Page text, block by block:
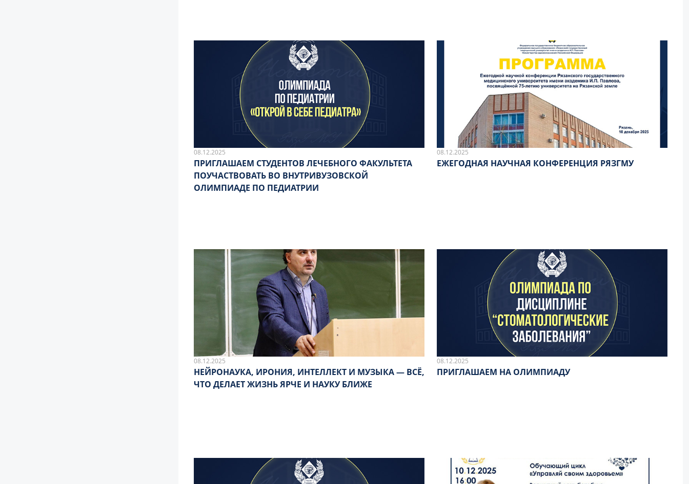
08.12.2025
ПРИГЛАШАЕМ СТУДЕНТОВ ЛЕЧЕБНОГО ФАКУЛЬТЕТА
ПОУЧАСТВОВАТЬ ВО ВНУТРИВУЗОВСКОЙ
ОЛИМПИАДЕ ПО ПЕДИАТРИИ
08.12.2025
ЕЖЕГОДНАЯ НАУЧНАЯ КОНФЕРЕНЦИЯ РЯЗГМУ
08.12.2025
НЕЙРОНАУКА, ИРОНИЯ, ИНТЕЛЛЕКТ И МУЗЫКА — ВСЁ,
ЧТО ДЕЛАЕТ ЖИЗНЬ ЯРЧЕ И НАУКУ БЛИЖЕ
08.12.2025
ПРИГЛАШАЕМ НА ОЛИМПИАДУ